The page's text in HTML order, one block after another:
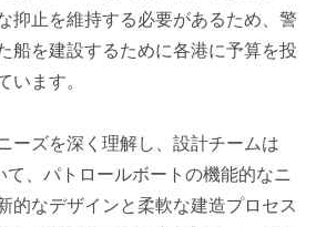
抑止を維持する必要があるため、警
船を建設するために各港に予算を投
います。
ーズを深く理解し、設計チームは
て、パトロールボートの機能的なニ
的なデザインと柔軟な建造プロセス